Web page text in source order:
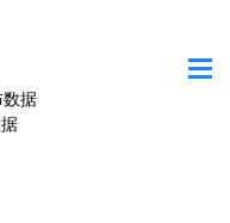
市植被类型分布数据